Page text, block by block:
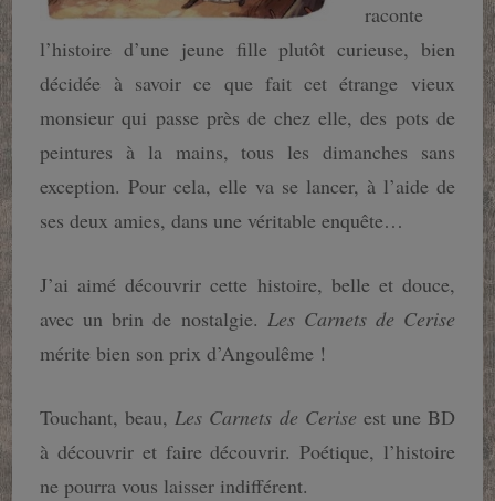
raconte
l’histoire d’une jeune fille plutôt curieuse, bien
décidée à savoir ce que fait cet étrange vieux
monsieur qui passe près de chez elle, des pots de
peintures à la mains, tous les dimanches sans
exception. Pour cela, elle va se lancer, à l’aide de
ses deux amies, dans une véritable enquête…
J’ai aimé découvrir cette histoire, belle et douce,
avec un brin de nostalgie. Les Carnets de Cerise
mérite bien son prix d’Angoulême !
Touchant, beau,Les Carnets de Cerise est une BD
à découvrir et faire découvrir. Poétique, l’histoire
ne pourra vous laisser indifférent.